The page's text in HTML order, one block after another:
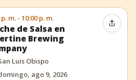
p. m. - 10:00 p. m.
de Salsa en
Brewing
Luis Obispo
ago 9, 2026